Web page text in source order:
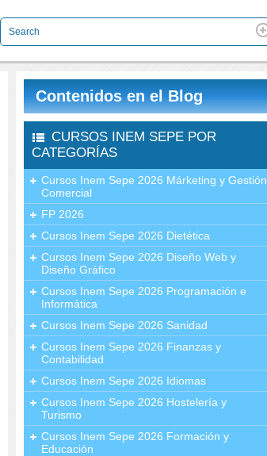
Contenidos en el Blog
CURSOS INEM SEPE POR
CATEGORÍAS
Cursos Inem Sepe 2026 Márketing y Gestión
Comercial
FP 2026
Cursos Inem Sepe 2026 Dietética
Cursos Inem Sepe 2026 Diseño Web y
Diseño Gráfico
Cursos Inem Sepe 2026 Programación e
Informática
Cursos Inem Sepe 2026 Sanidad
Cursos Inem Sepe 2026 Finanzas y
Contabilidad
Cursos Inem Sepe 2026 Idiomas
Cursos Inem Sepe 2026 Hostelería y
Turismo
Cursos Inem Sepe 2026 Formación y
Educación